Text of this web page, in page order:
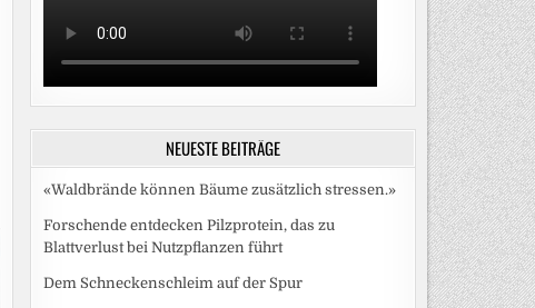
NEUESTE BEITRÄGE
«Waldbrände können Bäume zusätzlich stressen.»
Forschende entdecken Pilzprotein, das zu
Blattverlust bei Nutzpflanzen führt
Dem Schneckenschleim auf der Spur